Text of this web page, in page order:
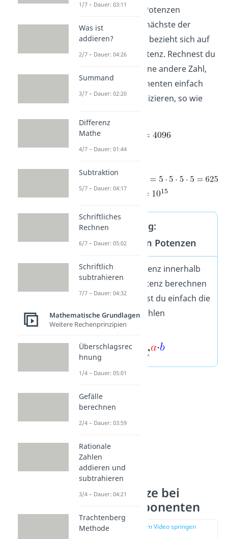
Du willst doppelte Potenzen
vereinfachen? Das nächste der
Exponentialgesetze bezieht sich auf
die Potenz einer Potenz. Rechnest du
eine Potenz hoch eine andere Zahl,
kannst du die Exponenten einfach
miteinander multiplizieren, so wie
Potenzrechnung:
Potenzieren von Potenzen
Wenn du eine Potenz innerhalb
einer anderen Potenz berechnen
willst, multiplizierst du einfach die
hochgestellten Zahlen
miteinander.
Potenzgesetze bei
gleichem Exponenten
zur Stelle im Video springen
1/7 – Dauer: 03:11
Was ist
addieren?
2/7 – Dauer: 04:26
Summand
3/7 – Dauer: 02:20
Differenz
Mathe
4/7 – Dauer: 01:44
Subtraktion
5/7 – Dauer: 04:17
Schriftliches
Rechnen
6/7 – Dauer: 05:02
Schriftlich
subtrahieren
7/7 – Dauer: 04:32
Mathematische Grundlagen
Weitere Rechenprinzipien
Überschlagsrec
hnung
1/4 – Dauer: 05:01
Gefälle
berechnen
2/4 – Dauer: 03:59
Rationale
Zahlen
addieren und
subtrahieren
3/4 – Dauer: 04:21
Trachtenberg
Methode